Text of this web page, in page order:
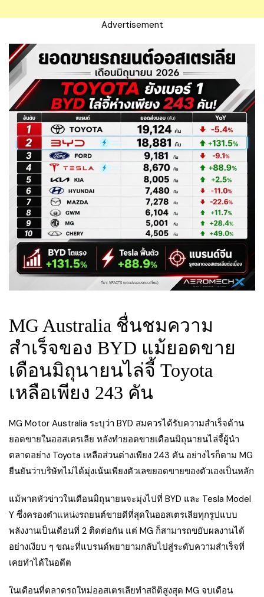
Advertisement
MG Australia ชื่นชมความ
สำเร็จของ BYD แม้ยอดขาย
เดือนมิถุนายนไล่จี้ Toyota
เหลือเพียง 243 คัน
MG Motor Australia ระบุว่า BYD สมควรได้รับความสำเร็จด้าน
ยอดขายในออสเตรเลีย หลังทำยอดขายเดือนมิถุนายนไล่จี้ผู้นำ
ตลาดอย่าง Toyota เหลือส่วนต่างเพียง 243 คัน อย่างไรก็ตาม MG
ยืนยันว่าบริษัทไม่ได้มุ่งเน้นเพียงตัวเลขยอดขายของตัวเองเป็นหลัก
แม้พาดหัวข่าวในเดือนมิถุนายนจะมุ่งไปที่ BYD และ Tesla Model
Y ซึ่งครองตำแหน่งรถยนต์ขายดีที่สุดในออสเตรเลียทุกรูปแบบ
พลังงานเป็นเดือนที่ 2 ติดต่อกัน แต่ MG ก็สามารถขยับผลงานได้
อย่างเงียบ ๆ ขณะที่แบรนด์พยายามกลับไปสู่ระดับความสำเร็จที่
เคยทำได้ในอดีต
ในเดือนที่ตลาดรถใหม่ออสเตรเลียทำสถิติสูงสุด MG จบเดือน